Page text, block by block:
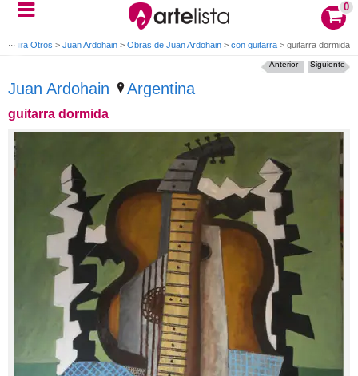
0
Pintura Otros > Juan Ardohain > Obras de Juan Ardohain > con guitarra > guitarra dormida
Juan Ardohain Argentina
guitarra dormida
Siguiente
Anterior